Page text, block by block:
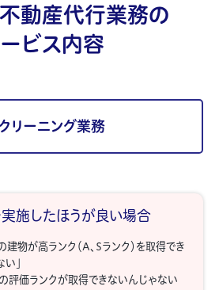
動産代行業務の
ビス内容
リーニング業務
施したほうが良い場合
建物が高ランク（A、Sランク）を取得でき
」
の評価ランクが取得できないんじゃない